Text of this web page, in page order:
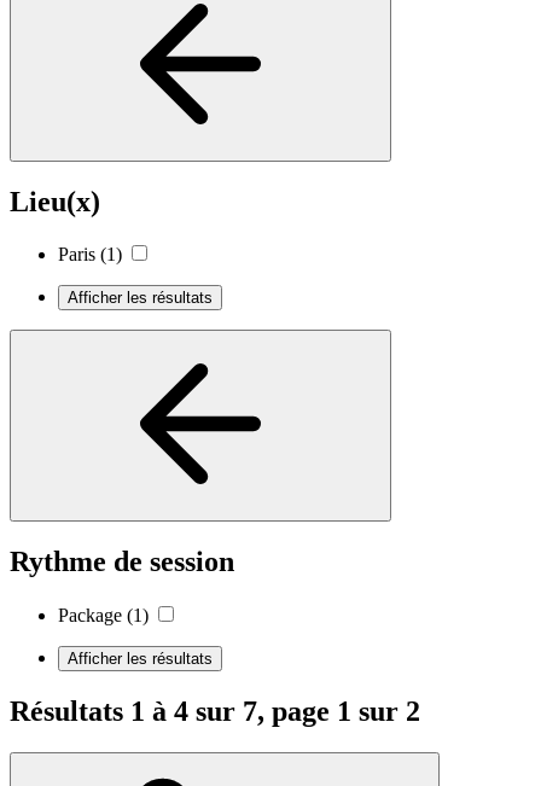
Lieu(x)
Paris (1)
Afficher les résultats
Rythme de session
Package (1)
Afficher les résultats
Résultats 1 à 4 sur 7, page 1 sur 2